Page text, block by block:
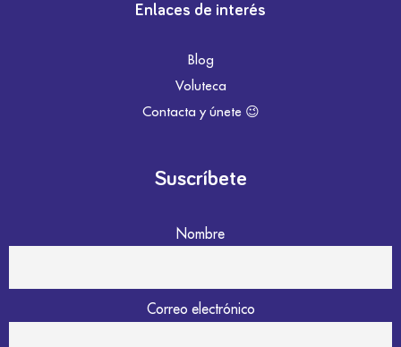
Enlaces de interés
Blog
Voluteca
Contacta y únete 😉
Suscríbete
Nombre
Correo electrónico